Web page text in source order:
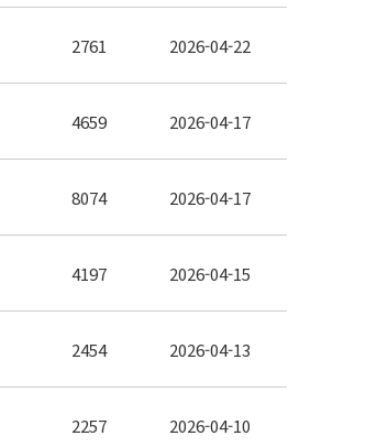
2761 2026-04-22
4659 2026-04-17
8074 2026-04-17
4197 2026-04-15
2454 2026-04-13
2257 2026-04-10